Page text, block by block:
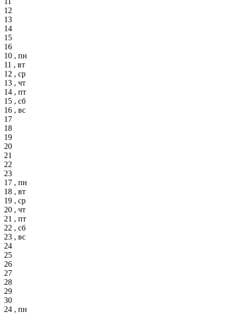
12
13
14
15
16
10 , пн
11 , вт
12 , ср
13 , чт
14 , пт
15 , сб
16 , вс
17
18
19
20
21
22
23
17 , пн
18 , вт
19 , ср
20 , чт
21 , пт
22 , сб
23 , вс
24
25
26
27
28
29
30
24 , пн